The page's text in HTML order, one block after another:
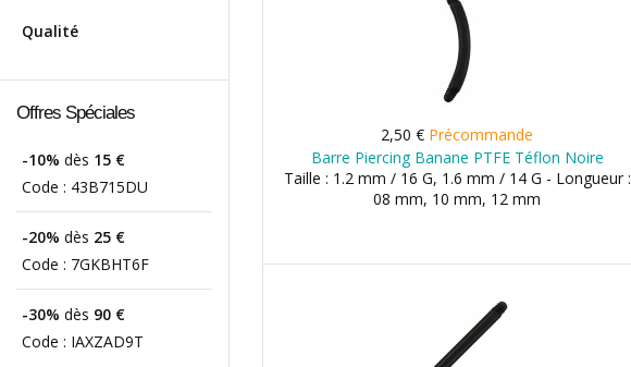
Qualité
Offres Spéciales
-10% dès 15 €
Code : 43B715DU
-20% dès 25 €
Code : 7GKBHT6F
-30% dès 90 €
Code : IAXZAD9T
2,50 € Précommande
Barre Piercing Banane PTFE Téflon Noire
Taille : 1.2 mm / 16 G, 1.6 mm / 14 G - Longueur :
08 mm, 10 mm, 12 mm